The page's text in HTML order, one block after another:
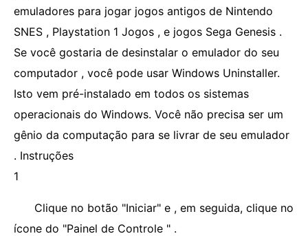
emuladores para jogar jogos antigos de Nintendo
SNES , Playstation 1 Jogos , e jogos Sega Genesis .
Se você gostaria de desinstalar o emulador do seu
computador , você pode usar Windows Uninstaller.
Isto vem pré-instalado em todos os sistemas
operacionais do Windows. Você não precisa ser um
gênio da computação para se livrar de seu emulador
. Instruções
1
Clique no botão "Iniciar" e , em seguida, clique no
ícone do "Painel de Controle " .